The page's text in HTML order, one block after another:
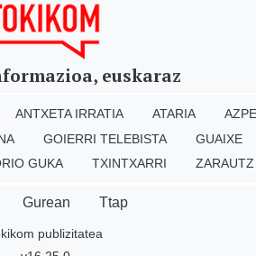
euskaraz
ANTXETA IRRATIA ATARIA
GOIERRI TELEBISTA GUAIXE
GUKA TXINTXARRI
Gurean Ttap
publizitatea